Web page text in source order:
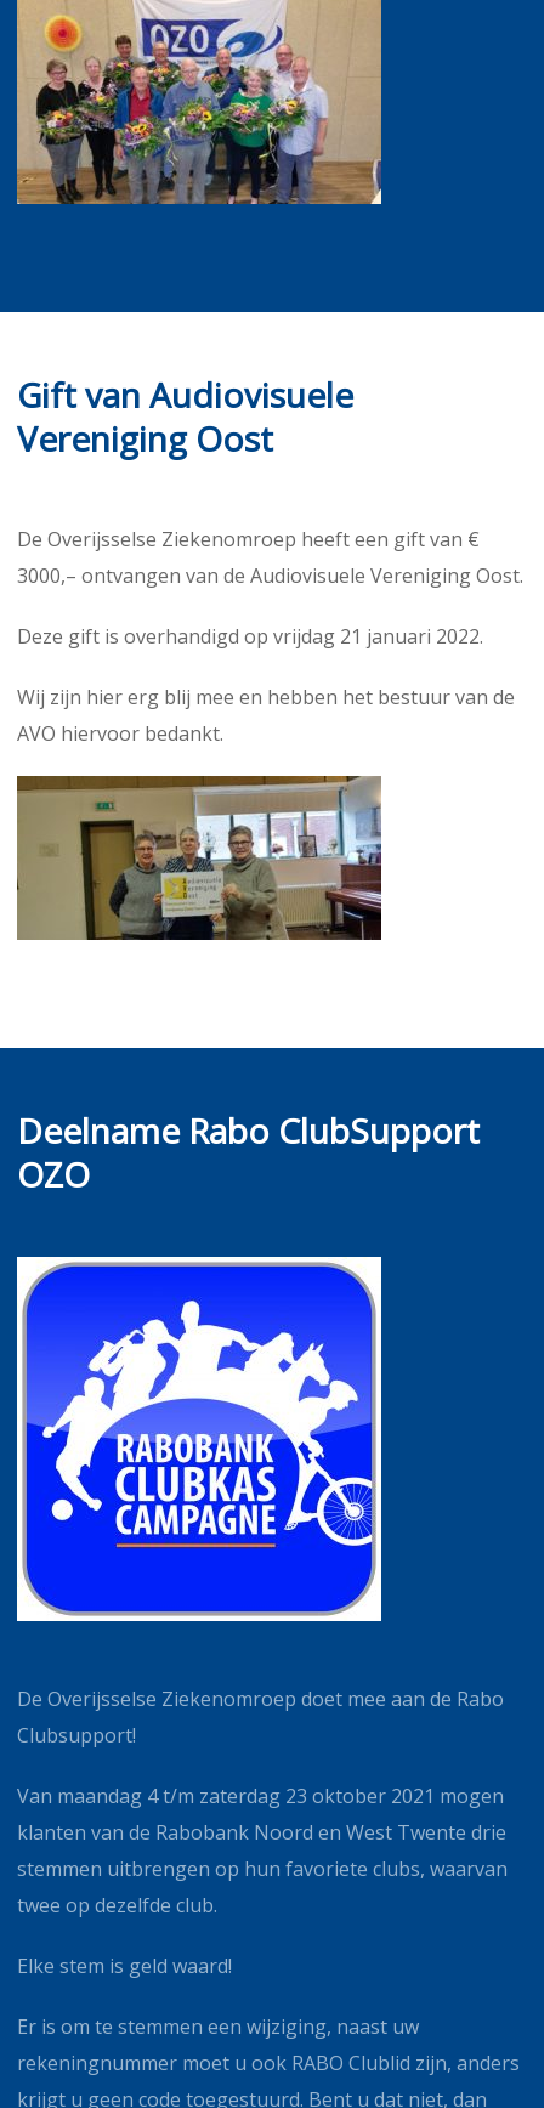
Gift van Audiovisuele
Vereniging Oost
De Overijsselse Ziekenomroep heeft een gift van €
3000,– ontvangen van de Audiovisuele Vereniging Oost.
Deze gift is overhandigd op vrijdag 21 januari 2022.
Wij zijn hier erg blij mee en hebben het bestuur van de
AVO hiervoor bedankt.
Deelname Rabo ClubSupport
OZO
De Overijsselse Ziekenomroep doet mee aan de Rabo
Clubsupport!
Van maandag 4 t/m zaterdag 23 oktober 2021 mogen
klanten van de Rabobank Noord en West Twente drie
stemmen uitbrengen op hun favoriete clubs, waarvan
twee op dezelfde club.
Elke stem is geld waard!
Er is om te stemmen een wijziging, naast uw
rekeningnummer moet u ook RABO Clublid zijn, anders
krijgt u geen code toegestuurd. Bent u dat niet, dan